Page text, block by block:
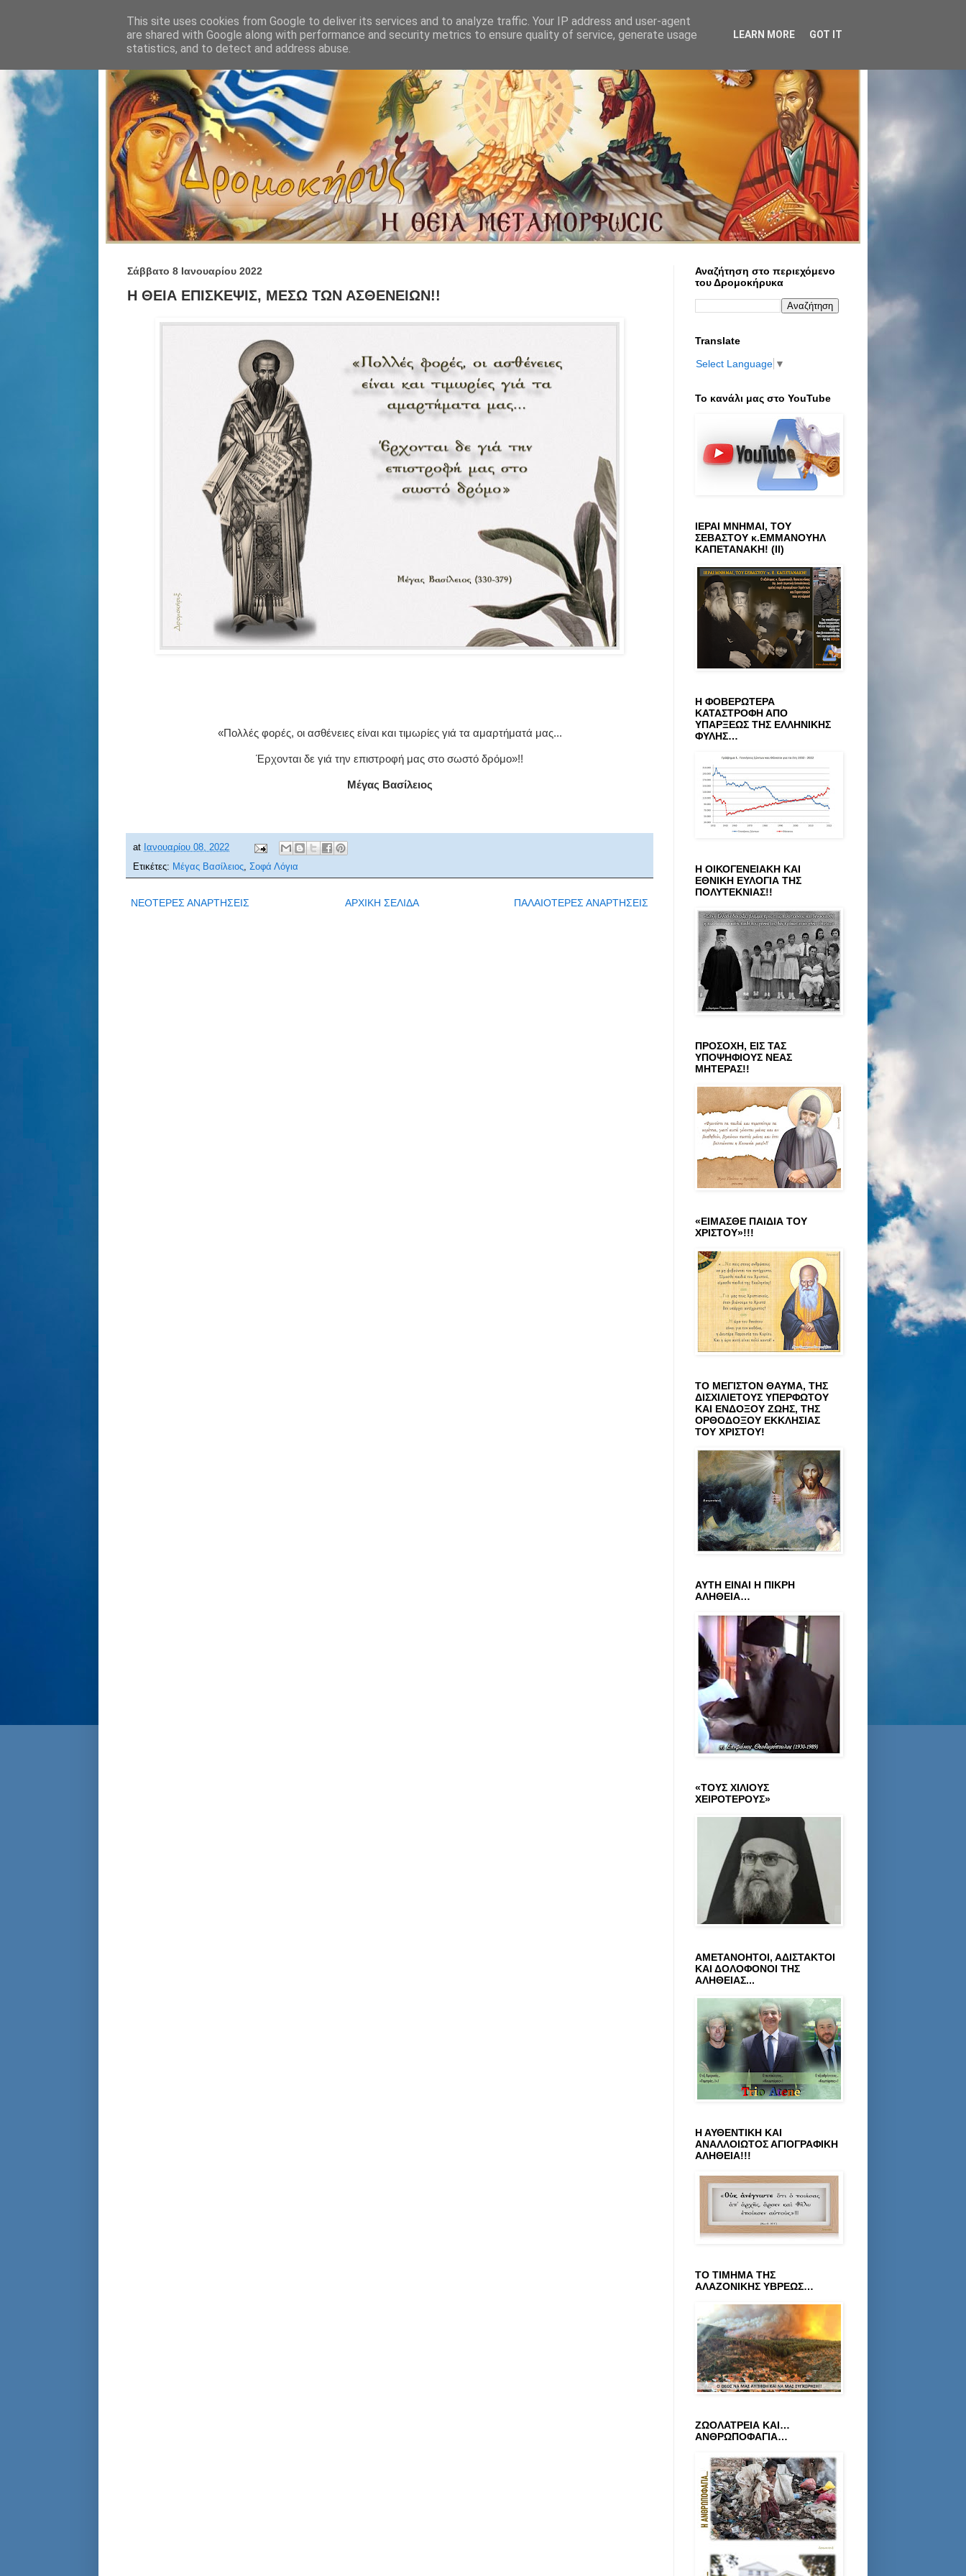
Σάββατο 8 Ιανουαρίου 2022
Η ΘΕΙΑ ΕΠΙΣΚΕΨΙΣ, ΜΕΣΩ ΤΩΝ ΑΣΘΕΝΕΙΩΝ!!
«Πολλές φορές, οι ασθένειες είναι και τιμωρίες γιά τα αμαρτήματά μας...
Έρχονται δε γιά την επιστροφή μας στο σωστό δρόμο»!!
Μέγας Βασίλειος
at Ιανουαρίου 08, 2022
Ετικέτες: Μέγας Βασίλειος, Σοφά Λόγια
ΝΕΟΤΕΡΕΣ ΑΝΑΡΤΗΣΕΙΣ ΠΑΛΑΙΟΤΕΡΕΣ ΑΝΑΡΤΗΣΕΙΣ
ΑΡΧΙΚΗ ΣΕΛΙΔΑ
Αναζήτηση στο περιεχόμενο
του Δρομοκήρυκα
Translate
Select Language ▼
Το κανάλι μας στο ΥοuTube
ΙΕΡΑΙ ΜΝΗΜΑΙ, ΤΟΥ
ΣΕΒΑΣΤΟΥ κ.ΕΜΜΑΝΟΥΗΛ
ΚΑΠΕΤΑΝΑΚΗ! (ΙΙ)
Η ΦΟΒΕΡΩΤΕΡΑ
ΚΑΤΑΣΤΡΟΦΗ ΑΠΟ
ΥΠΑΡΞΕΩΣ ΤΗΣ ΕΛΛΗΝΙΚΗΣ
ΦΥΛΗΣ…
Η ΟΙΚΟΓΕΝΕΙΑΚΗ ΚΑΙ
ΕΘΝΙΚΗ ΕΥΛΟΓΙΑ ΤΗΣ
ΠΟΛΥΤΕΚΝΙΑΣ!!
ΠΡΟΣΟΧΗ, ΕΙΣ ΤΑΣ
ΥΠΟΨΗΦΙΟΥΣ ΝΕΑΣ
ΜΗΤΕΡΑΣ!!
«ΕΙΜΑΣΘΕ ΠΑΙΔΙΑ ΤΟΥ
ΧΡΙΣΤΟΥ»!!!
ΤΟ ΜΕΓΙΣΤΟΝ ΘΑΥΜΑ, ΤΗΣ
ΔΙΣΧΙΛΙΕΤΟΥΣ ΥΠΕΡΦΩΤΟΥ
ΚΑΙ ΕΝΔΟΞΟΥ ΖΩΗΣ, ΤΗΣ
ΟΡΘΟΔΟΞΟΥ ΕΚΚΛΗΣΙΑΣ
ΤΟΥ ΧΡΙΣΤΟΥ!
ΑΥΤΗ ΕΙΝΑΙ Η ΠΙΚΡΗ
ΑΛΗΘΕΙΑ…
«ΤΟΥΣ ΧΙΛΙΟΥΣ
ΧΕΙΡΟΤΕΡΟΥΣ»
ΑΜΕΤΑΝΟΗΤΟΙ, ΑΔΙΣΤΑΚΤΟΙ
ΚΑΙ ΔΟΛΟΦΟΝΟΙ ΤΗΣ
ΑΛΗΘΕΙΑΣ...
Η ΑΥΘΕΝΤΙΚΗ ΚΑΙ
ΑΝΑΛΛΟΙΩΤΟΣ ΑΓΙΟΓΡΑΦΙΚΗ
ΑΛΗΘΕΙΑ!!!
ΤΟ ΤΙΜΗΜΑ ΤΗΣ
ΑΛΑΖΟΝΙΚΗΣ ΥΒΡΕΩΣ…
ΖΩΟΛΑΤΡΕΙΑ ΚΑΙ…
ΑΝΘΡΩΠΟΦΑΓΙΑ…
This site uses cookies from Google to deliver its services and to analyze traffic. Your IP address and user-agent
are shared with Google along with performance and security metrics to ensure quality of service, generate usage
statistics, and to detect and address abuse.
LEARN MORE GOT IT